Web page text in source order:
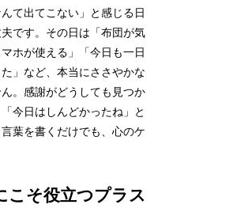
て出てこない」と感じる日
です。その日は「布団が気
ホが使える」「今日も一日
」など、本当にささやかな
。感謝がどうしても見つか
今日はしんどかったね」と
葉を書くだけでも、心のケ
こそ役立つプラス